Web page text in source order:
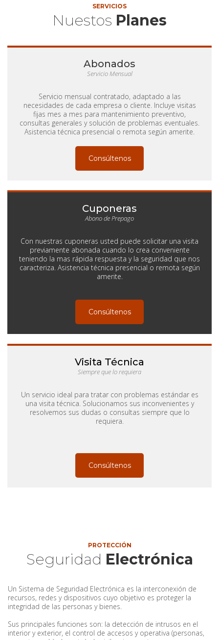
SERVICIOS
Nuestos Planes
Abonados
Servicio Mensual
Servicio mensual contratado, adaptado a las
necesidades de cada empresa o cliente. Incluye visitas
fijas mes a mes para mantenimiento preventivo,
consultas generales y solución de problemas eventuales.
Asistencia técnica presencial o remota según amerite.
Consúltenos
Cuponeras
Abono de Prepago
Con nuestras cuponeras usted puede solicitar una visita
previamente abonada cuando lo crea conveniente
teniendo la mas rápida respuesta y la seguridad que nos
caracteriza. Asistencia técnica presencial o remota según
amerite.
Consúltenos
Visita Técnica
Siempre que lo requiera
Un servicio ideal para tratar con problemas estándar es
una visita técnica. Solucionamos sus inconvenientes y
resolvemos sus dudas o consultas siempre que lo
requiera.
Consúltenos
PROTECCIÓN
Seguridad Electrónica
Un Sistema de Seguridad Electrónica es la interconexión de
recursos, redes y dispositivos cuyo objetivo es proteger la
integridad de las personas y bienes.
Sus principales funciones son: la detección de intrusos en el
interior y exterior, el control de accesos y operativa (personas,